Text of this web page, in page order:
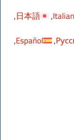
日本語
Español